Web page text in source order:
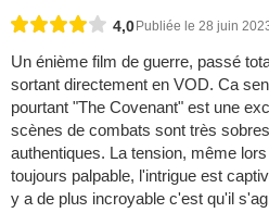
4,0Publiée le 28 juin
Un énième film de guerre, passé
sortant directement en VOD. Ca
pourtant "The Covenant" est une
scènes de combats sont très
authentiques. La tension, même
toujours palpable, l'intrigue est
y a de plus incroyable c'est qu'il